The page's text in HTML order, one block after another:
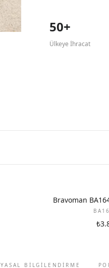
50+
Ülkeye İhracat
Bravoman
YASAL BİLGİLENDİRME